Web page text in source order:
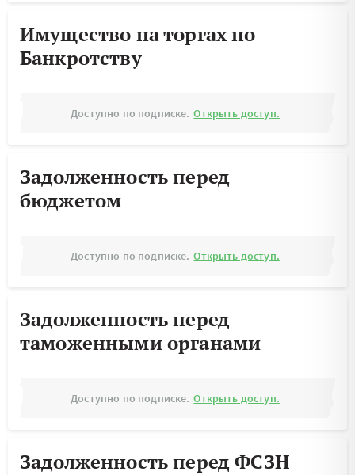
Имущество на торгах по
Банкротству
Доступно по подписке. Открыть доступ.
Задолженность перед
бюджетом
Доступно по подписке. Открыть доступ.
Задолженность перед
таможенными органами
Доступно по подписке. Открыть доступ.
Задолженность перед ФСЗН